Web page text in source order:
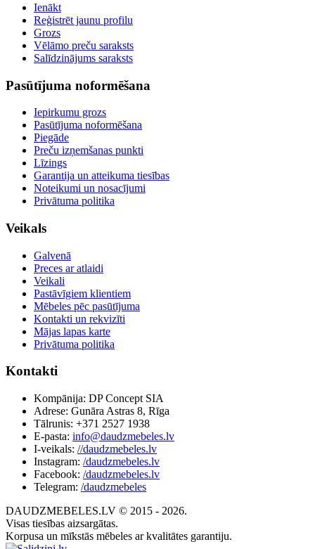
Ienākt
Reģistrēt jaunu profilu
Grozs
Vēlāmo preču saraksts
Salīdzinājums saraksts
Pasūtījuma noformēšana
Iepirkumu grozs
Pasūtījuma noformēšana
Piegāde
Preču izņemšanas punkti
Līzings
Garantija un atteikuma tiesības
Noteikumi un nosacījumi
Privātuma politika
Veikals
Galvenā
Preces ar atlaidi
Veikali
Pastāvīgiem klientiem
Mēbeles pēc pasūtījuma
Kontakti un rekvizīti
Mājas lapas karte
Privātuma politika
Kontakti
Kompānija: DP Concept SIA
Adrese: Gunāra Astras 8, Rīga
Tālrunis: +371 2527 1938
E-pasta: info@daudzmebeles.lv
I-veikals: //daudzmebeles.lv
Instagram: /daudzmebeles.lv
Facebook: /daudzmebeles.lv
Telegram: /daudzmebeles
DAUDZMEBELES.LV © 2015 - 2026.
Visas tiesības aizsargātas.
Korpusa un mīkstās mēbeles ar kvalitātes garantiju.